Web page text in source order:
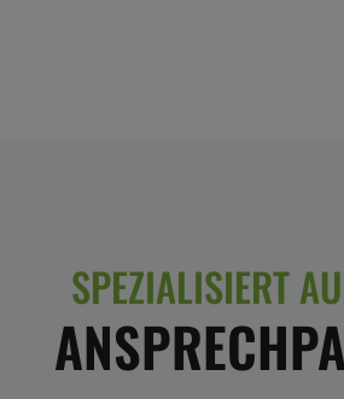
SPEZIALISIERT